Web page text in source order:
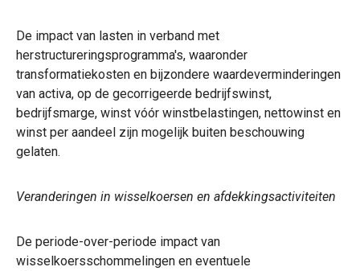
De impact van lasten in verband met
herstructureringsprogramma's, waaronder
transformatiekosten en bijzondere waardeverminderingen
van activa, op de gecorrigeerde bedrijfswinst,
bedrijfsmarge, winst vóór winstbelastingen, nettowinst en
winst per aandeel zijn mogelijk buiten beschouwing
gelaten.
Veranderingen in wisselkoersen en afdekkingsactiviteiten
De periode-over-periode impact van
wisselkoersschommelingen en eventuele